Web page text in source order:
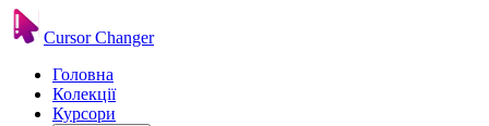
Cursor Changer
Головна
Колекції
Курсори